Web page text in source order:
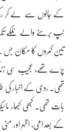
کے جالوں سے لے کر
ٹپ برسنے والے نلکے تک
تین کمروں کا مکان
پڑے تھے، عجیب سی
تھی۔ ردی کے اخبار کی
بات تھی۔ کبھی کبھار
کے بعد امی، اظہر اور